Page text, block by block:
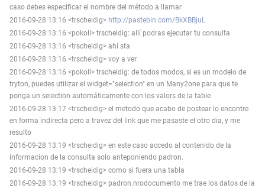
caso debes especificar el nombre del método a llamar
2016-09-28 13:16 <trscheidig> http://pastebin.com/BkXBBjuL
2016-09-28 13:16 <pokoli> trscheidig: allí podras ejecutar tu consulta
2016-09-28 13:16 <trscheidig> ahi sta
2016-09-28 13:16 <trscheidig> voy a ver
2016-09-28 13:16 <pokoli> trscheidig: de todos modos, si es un modelo de
tryton, puedes utilizar el widget="selection" en un Many2one para que te
ponga un selection automáticamente con los valors de la table
2016-09-28 13:17 <trscheidig> el metodo que acabo de postear lo encontre
en forma indirecta pero a travez del link que me pasaste el otro dia, y me
resulto
2016-09-28 13:19 <trscheidig> en este caso accedo al contenido de la
informacion de la consulta solo anteponiendo padron.
2016-09-28 13:19 <trscheidig> como si fuera una tabla
2016-09-28 13:19 <trscheidig> padron.nrodocumento me trae los datos de la